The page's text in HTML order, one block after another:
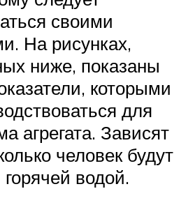
своими
На рисунках,
ниже, показаны
которыми
для
агрегата. Зависят
человек будут
водой.